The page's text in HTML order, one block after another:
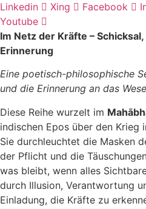
Linkedin Xing Facebook
Youtube
Im Netz der Kräfte –
Erinnerung
Eine poetisch-philosophische
und die Erinnerung an das
Diese Reihe wurzelt im
indischen Epos über den Krieg
Sie durchleuchtet die Masken
der Pflicht und die
was bleibt, wenn alles
durch Illusion, Verantwortung
Einladung, die Kräfte zu